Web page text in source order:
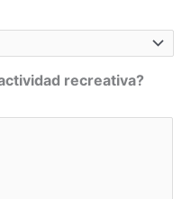
recreativa?